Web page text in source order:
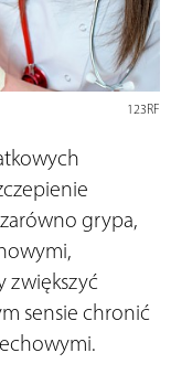
123RF
grypa,
zwiększyć
sensie chronić